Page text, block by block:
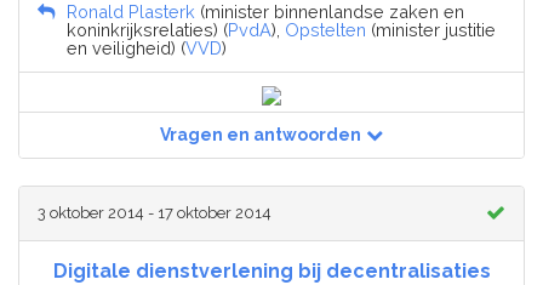
Ronald Plasterk (minister binnenlandse zaken en
koninkrijksrelaties) (PvdA), Opstelten (minister justitie
en veiligheid) (VVD)
Vragen en antwoorden
3 oktober 2014 - 17 oktober 2014
Digitale dienstverlening bij decentralisaties